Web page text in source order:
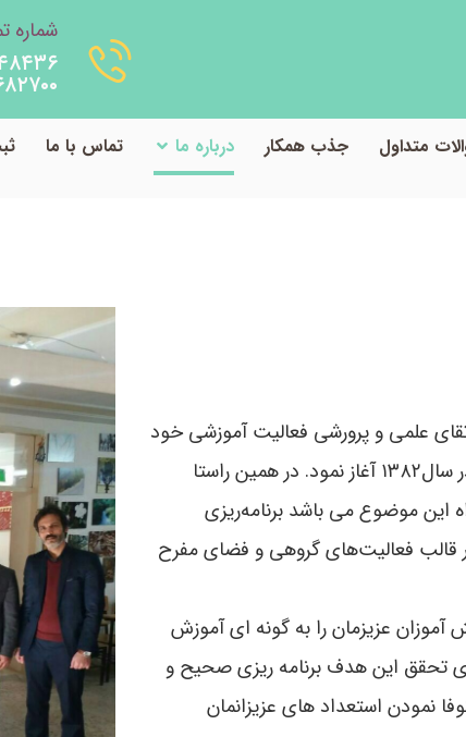
شماره
متداول جذب همکار درباره ما تماس با ما
علمی و پرورشی فعالیت آموزشی خود
را با توکل به حضرت حق و عنایت امام رضا( ع)در سال۱۳۸۲ آغاز نمود. در همین راستا
این موضوع می باشد برنامه‌ریزی
قالب فعالیت‌های گروهی و فضای مفرح
عزیزمان را به گونه ای آموزش
تحقق این هدف برنامه ریزی صحیح و
نمودن استعداد های عزیزانمان